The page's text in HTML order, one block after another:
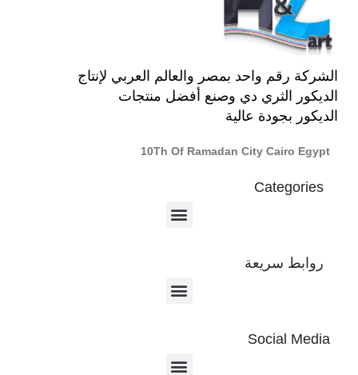
الشركة رقم واحد بمصر والعالم العربي لإنتاج
الديكور الثري دي وصنع أفضل منتجات
الديكور بجودة عالية
10Th Of Ramadan City Cairo Egypt
Categories
روابط سريعة
Social Media